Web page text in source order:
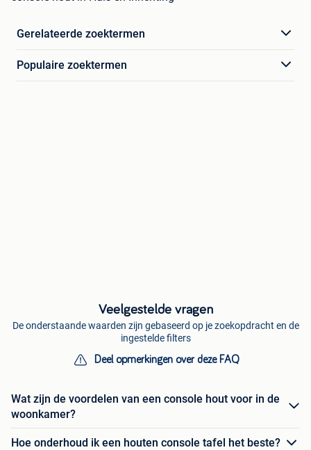
Gerelateerde zoektermen
Populaire zoektermen
Veelgestelde vragen
De onderstaande waarden zijn gebaseerd op je zoekopdracht en de
ingestelde filters
Deel opmerkingen over deze FAQ
Wat zijn de voordelen van een console hout voor in de
woonkamer?
Hoe onderhoud ik een houten console tafel het beste?